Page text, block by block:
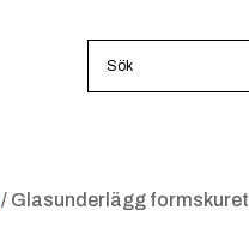
/ Glasunderlägg formskuret